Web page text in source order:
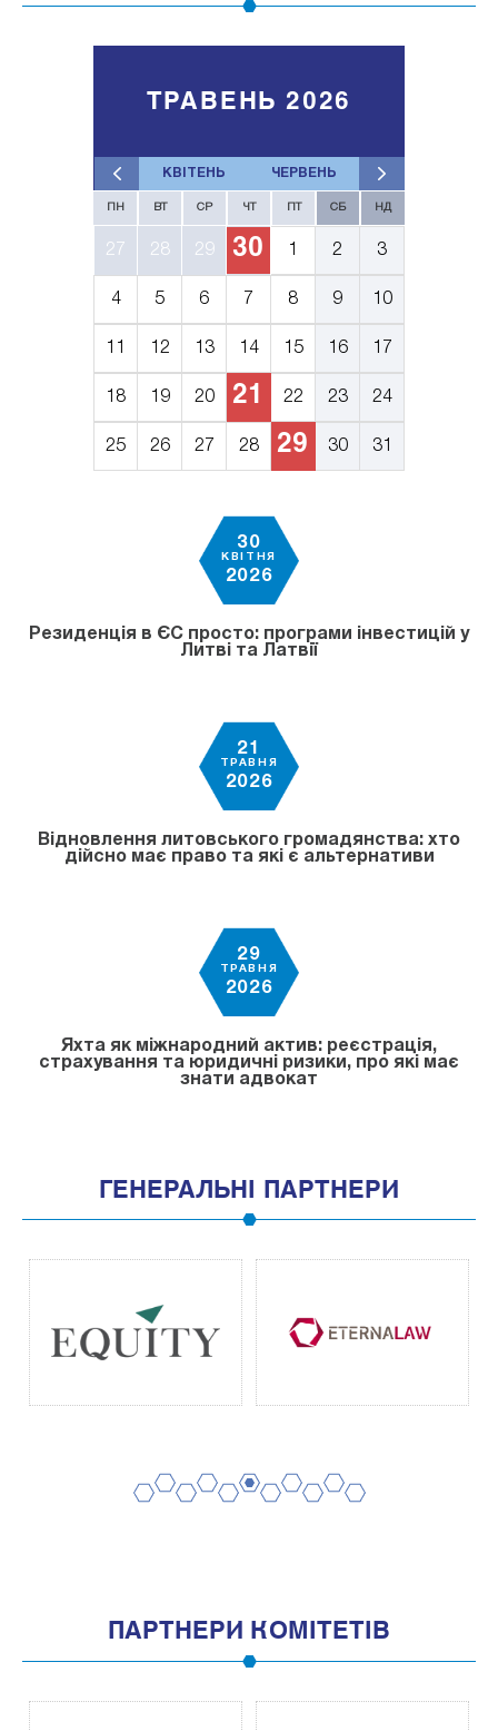
КВІТЕНЬ ЧЕРВЕНЬ
ТРАВЕНЬ 2026
ПН ВТ СР ЧТ СБ НД
27 28 29 30 2 3
4 5 6 7 8 9 10
12 13 14 15 16 17
18 19 20 21 22 23 24
25 26 27 28 29 30 31
30
КВІТНЯ
2026
Резиденція в ЄС просто: програми інвестицій у
Литві та Латвії
21
ТРАВНЯ
2026
Відновлення литовського громадянства: хто
дійсно має право та які є альтернативи
29
ТРАВНЯ
2026
Яхта як міжнародний актив: реєстрація,
страхування та юридичні ризики, про які має
знати адвокат
ГЕНЕРАЛЬНІ ПАРТНЕРИ
ПАРТНЕРИ КОМІТЕТІВ